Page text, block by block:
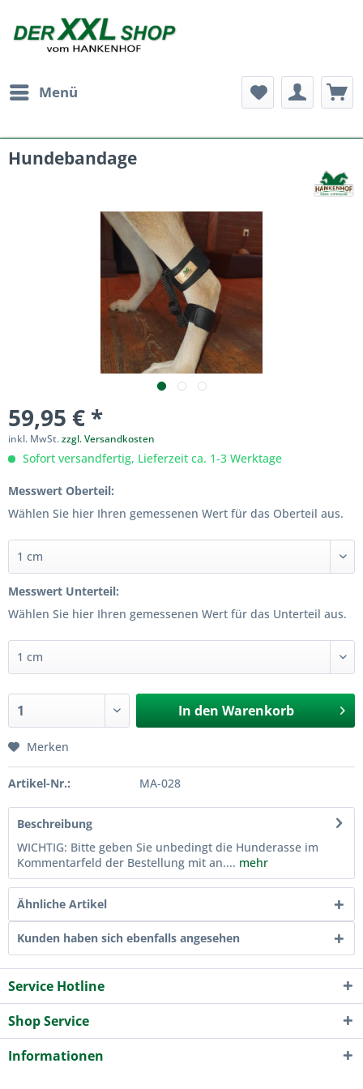
Menü
Hundebandage
59,95 € *
inkl. MwSt.zzgl. Versandkosten
Sofort versandfertig, Lieferzeit ca. 1-3 Werktage
Messwert Oberteil:
Wählen Sie hier Ihren gemessenen Wert für das Oberteil aus.
Messwert Unterteil:
Wählen Sie hier Ihren gemessenen Wert für das Unterteil aus.
In den Warenkorb
Merken
Artikel-Nr.: MA-028
Beschreibung
WICHTIG: Bitte geben Sie unbedingt die Hunderasse im
Kommentarfeld der Bestellung mit an.... mehr
Ähnliche Artikel
Kunden haben sich ebenfalls angesehen
Service Hotline
Shop Service
Informationen